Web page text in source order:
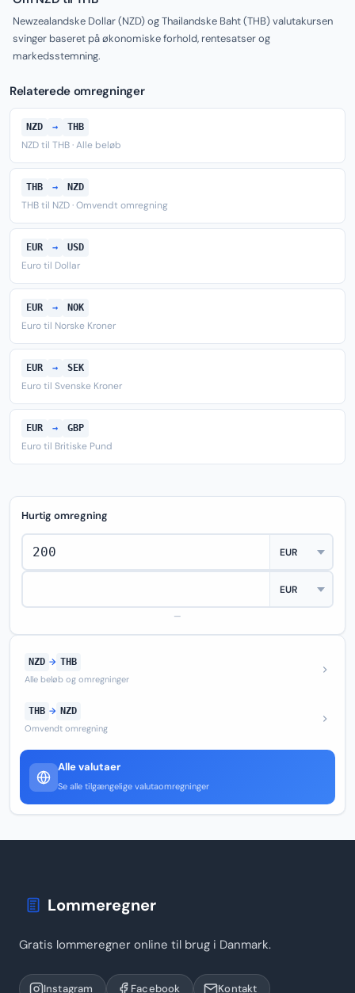
Newzealandske Dollar (NZD) og Thailandske Baht (THB) valutakursen
svinger baseret på økonomiske forhold, rentesatser og
markedsstemning.
Relaterede omregninger
NZD → THB
NZD til THB · Alle beløb
THB → NZD
THB til NZD · Omvendt omregning
EUR → USD
Euro til Dollar
EUR → NOK
Euro til Norske Kroner
EUR → SEK
Euro til Svenske Kroner
EUR → GBP
Euro til Britiske Pund
Hurtig omregning
—
NZD → THB
Alle beløb og omregninger
THB → NZD
Omvendt omregning
Alle valutaer
Se alle tilgængelige valutaomregninger
Lommeregner
Gratis lommeregner online til brug i Danmark.
Instagram Facebook Kontakt